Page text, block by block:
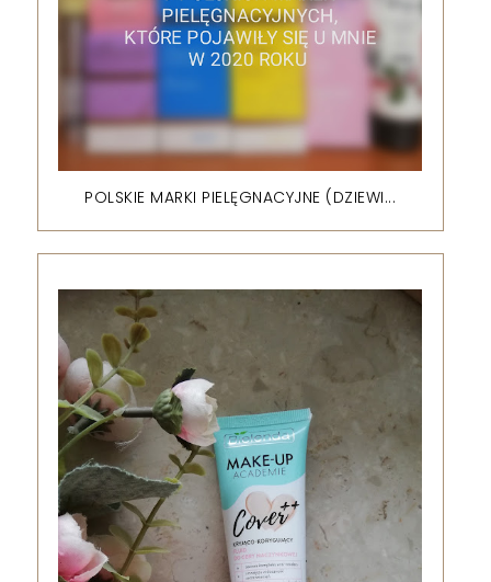
POLSKIE MARKI PIELĘGNACYJNE (DZIEWI...